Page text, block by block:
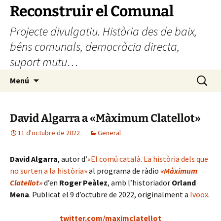
Vés
contingut
Reconstruir el Comunal
Projecte divulgatiu. Història des de baix,
béns comunals, democràcia directa,
suport mutu…
Menú Cerca:
David Algarra a «Màximum Clatellot»
11 d'octubre de 2022 General
David Algarra, autor d’«El comú català. La història dels que
no surten a la història»al programa de ràdio «Màximum
Clatellot»d’en Roger Peàlez, amb l’historiador Orland
Mena. Publicat el 9 d’octubre de 2022, originalment a Ivoox.
twitter.com/maximclatellot